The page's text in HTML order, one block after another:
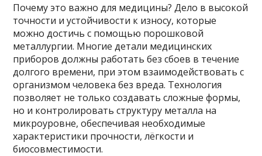
Почему это важно для медицины? Дело в высокой
точности и устойчивости к износу, которые
можно достичь с помощью порошковой
металлургии. Многие детали медицинских
приборов должны работать без сбоев в течение
долгого времени, при этом взаимодействовать с
организмом человека без вреда. Технология
позволяет не только создавать сложные формы,
но и контролировать структуру металла на
микроуровне, обеспечивая необходимые
характеристики прочности, лёгкости и
биосовместимости.